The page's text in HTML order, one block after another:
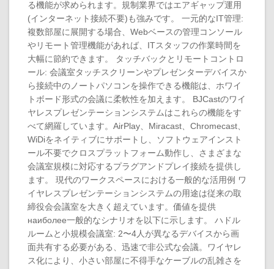
る機能が求められます。規制業界ではエアギャップ運用
(インターネット接続不要)も強みです。 一元的なIT管理:
複数部屋に展開する場合、Webベースの管理コンソール
やリモート管理機能があれば、ITスタッフの作業時間を
大幅に節約できます。 タッチバックとリモートコントロ
ール: 会議室タッチスクリーンやプレゼンターデバイスか
ら接続中のノートパソコンを操作できる機能は、ホワイ
トボード形式の会議に柔軟性を加えます。 BJCastのワイ
ヤレスプレゼンテーションシステムはこれらの機能をす
べて網羅しています。AirPlay、Miracast、Chromecast、
WiDiをネイティブにサポートし、ソフトウェアインスト
ール不要でクロスプラットフォーム動作し、さまざまな
会議室規模に対応するプラグアンドプレイ接続を提供し
ます。 現代のワークスペースにおける一般的な活用例 ワ
イヤレスプレゼンテーションシステムの用途は従来の取
締役会会議室を大きく超えています。価値を提供
наиболее一般的なシナリオを以下に示します。 ハドル
ルームと小規模会議室: 2〜4人が異なるデバイスから画
面共有する必要がある、迅速で非公式な会議。ワイヤレ
ス化により、小さい部屋に不得手なケーブルの乱雑さを